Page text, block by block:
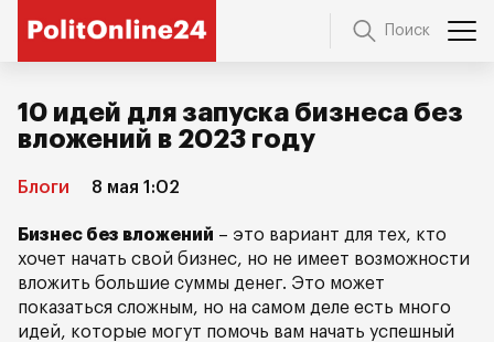
Поиск
10 идей для запуска бизнеса без
вложений в 2023 году
Блоги 8 мая 1:02
Бизнес без вложений – это вариант для тех, кто
хочет начать свой бизнес, но не имеет возможности
вложить большие суммы денег. Это может
показаться сложным, но на самом деле есть много
идей, которые могут помочь вам начать успешный